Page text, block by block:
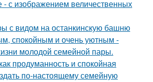
- с изображением величественных
с видом на останкинскую башню
спокойным и очень уютным -
молодой семейной пары.
продуманность и спокойная
по-настоящему семейную